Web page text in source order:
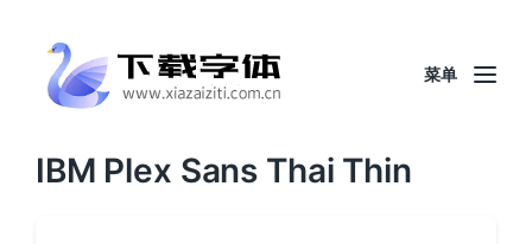
菜单
IBM Plex Sans Thai Thin